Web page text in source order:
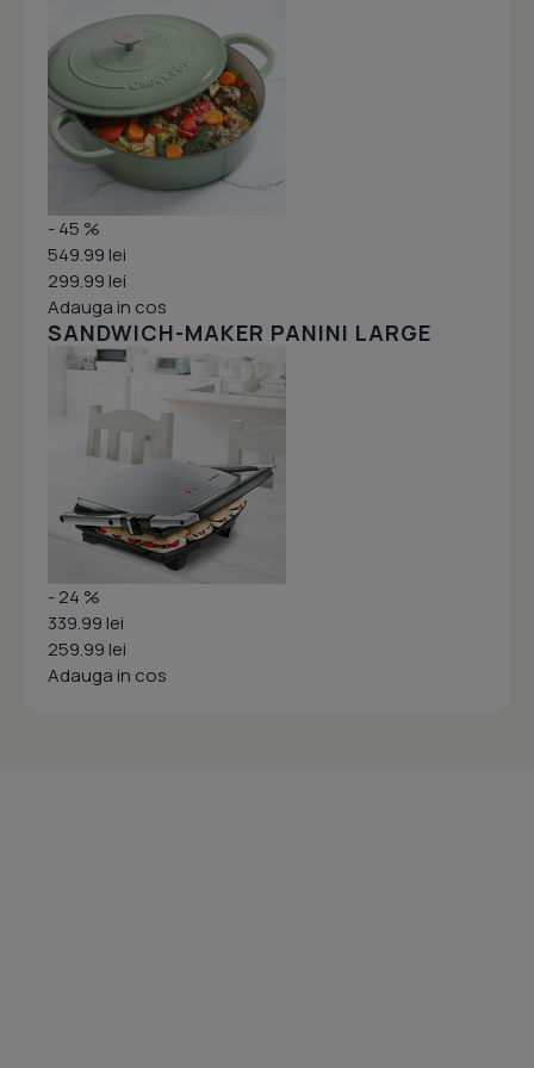
- 45 %
549.99 lei
299.99 lei
Adauga in cos
SANDWICH-MAKER PANINI LARGE
- 24 %
339.99 lei
259.99 lei
Adauga in cos